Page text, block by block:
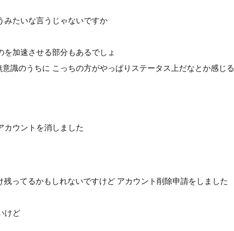
みたいな言うじゃないですか
加速させる部分もあるでしょ
識のうちに こっちの方がやっぱりステータス上だなとか感じる
カウントを消しました
ってるかもしれないですけど アカウント削除申請をしました
けど